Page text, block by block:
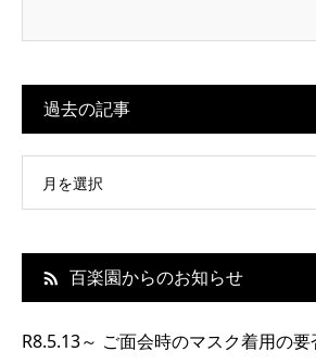
過去の記事
月を選択
百楽園からのお知らせ
R8.5.13～ ご面会時のマスク着用の要